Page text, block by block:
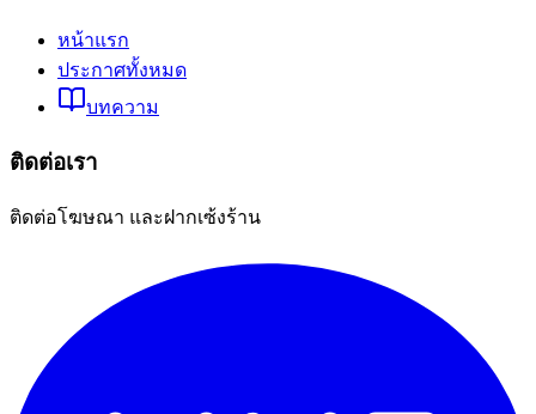
หน้าแรก
ประกาศทั้งหมด
บทความ
ติดต่อเรา
ติดต่อโฆษณา และฝากเซ้งร้าน